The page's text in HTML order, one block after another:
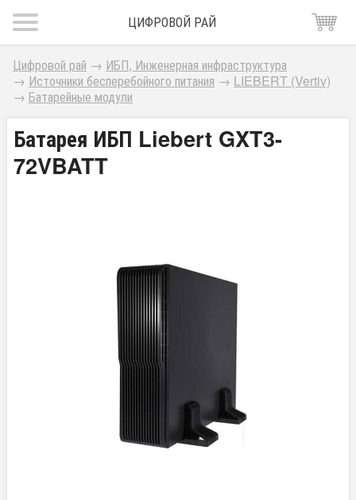
ЦИФРОВОЙ РАЙ
Цифровой рай → ИБП, Инженерная инфраструктура
→ Источники бесперебойного питания → LIEBERT (Vertiv)
→ Батарейные модули
Батарея ИБП Liebert GXT3-
72VBATT